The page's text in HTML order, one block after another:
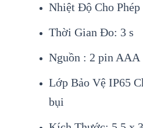
Nhiệt Độ Cho Phép
Thời Gian Đo: 3 s
Nguồn : 2 pin AAA
Lớp Bảo Vệ IP65
bụi